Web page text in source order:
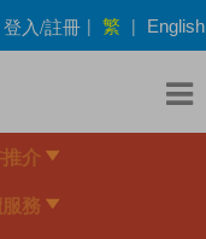
登入/註冊 | 繁 | English
介
務